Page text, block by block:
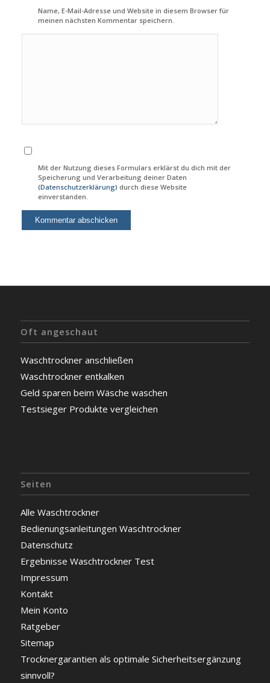
Name, E-Mail-Adresse und Website in diesem Browser für
meinen nächsten Kommentar speichern.
Mit der Nutzung dieses Formulars erklärst du dich mit der
Speicherung und Verarbeitung deiner Daten
(Datenschutzerklärung) durch diese Website
einverstanden.
Oft angeschaut
Waschtrockner anschließen
Waschtrockner entkalken
Geld sparen beim Wäsche waschen
Testsieger Produkte vergleichen
Seiten
Alle Waschtrockner
Bedienungsanleitungen Waschtrockner
Datenschutz
Ergebnisse Waschtrockner Test
Impressum
Kontakt
Mein Konto
Ratgeber
Sitemap
Trocknergarantien als optimale Sicherheitsergänzung
sinnvoll?